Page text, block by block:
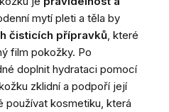
mytí pleti a těla by
čisticích přípravků , které
film pokožky. Po
doplnit hydrataci pomocí
zklidní a podpoří její
používat kosmetiku, která